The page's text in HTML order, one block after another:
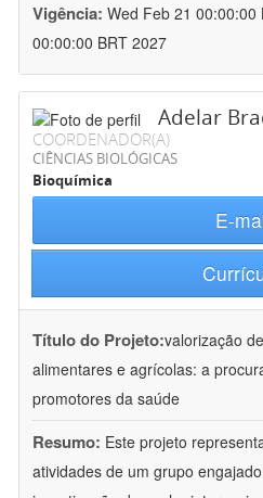
Vigência: Wed Feb 21 00:00:00
00:00:00 BRT 2027
Adelar
COORDENADOR(A)
CIÊNCIAS BIOLÓGICAS
Bioquímica
E-
Título do Projeto:valorização
alimentares e agrícolas: a
promotores da saúde
Resumo: Este projeto
atividades de um grupo